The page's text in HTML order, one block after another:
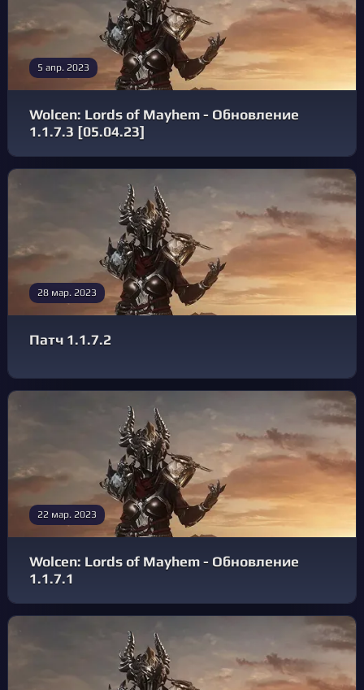
5 апр. 2023
Wolcen: Lords of Mayhem - Обновление
1.1.7.3 [05.04.23]
28 мар. 2023
Патч 1.1.7.2
22 мар. 2023
Wolcen: Lords of Mayhem - Обновление
1.1.7.1